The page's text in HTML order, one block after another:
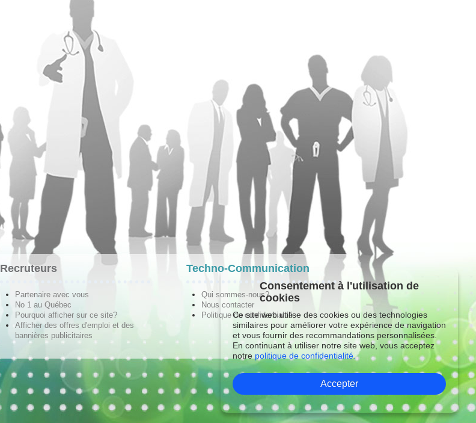
Recruteurs
Partenaire avec vous
No 1 au Québec
Pourquoi afficher sur ce site?
Afficher des offres d'emploi et des
bannières publicitaires
Techno-Communication
Qui sommes-nous?
Nous contacter
Politique de confidentialité
Consentement à l'utilisation de
cookies
Ce site web utilise des cookies ou des technologies
similaires pour améliorer votre expérience de navigation
et vous fournir des recommandations personnalisées.
En continuant à utiliser notre site web, vous acceptez
notre politique de confidentialité.
Accepter